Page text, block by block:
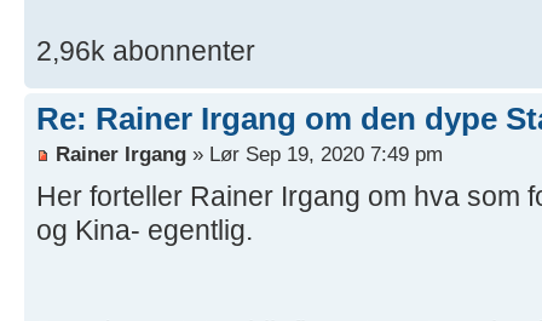
2,96k abonnenter
Re: Rainer Irgang om den dype
Rainer Irgang » Lør Sep 19, 2020 7:49 pm
Her forteller Rainer Irgang om hva som
og Kina- egentlig.